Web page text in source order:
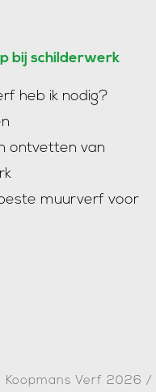
bij schilderwerk
heb ik nodig?
ontvetten van
muurverf voor
Koopmans Verf 2026 /